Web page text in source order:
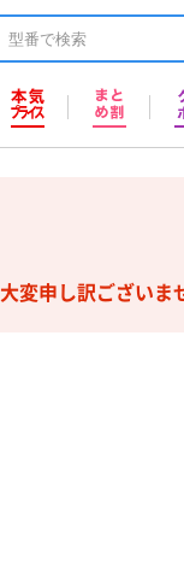
大変申し訳ございま